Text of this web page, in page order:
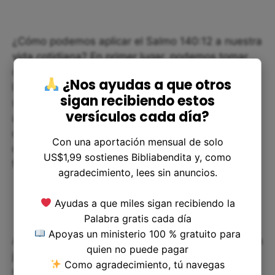
¿Cómo podemos aplicar el Salmo 140:12 a nuestra
vida cotidiana? En primer lugar, podemos tomar
conciencia de las necesidades y dificultades de
los demás, y trabajar para ser empáticos y
solidarios. Podemos buscar maneras de ayudar a
aquellos que están en necesidad, como donar a
comunidad o apoyar a nuestros amigos y
familiares en momentos de dificultad.
Además, podemos cultivar nuestra confianza en la
justicia divina, recordándonos que Dios está de
nuestro lado y luchando por nosotros en todo
¿Nos ayudas a que otros
sigan recibiendo estos
versículos cada día?
Con una aportación mensual de solo
US$1,99 sostienes Bibliabendita y, como
agradecimiento, lees sin anuncios.
Ayudas a que miles sigan recibiendo la
Palabra gratis cada día
Apoyas un ministerio 100 % gratuito para
quien no puede pagar
Como agradecimiento, tú navegas